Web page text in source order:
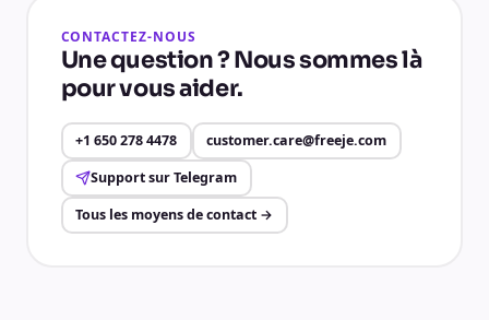
CONTACTEZ-NOUS
Une question ? Nous sommes là
pour vous aider.
+1 650 278 4478
customer.care@freeje.com
Support sur Telegram
Tous les moyens de contact →